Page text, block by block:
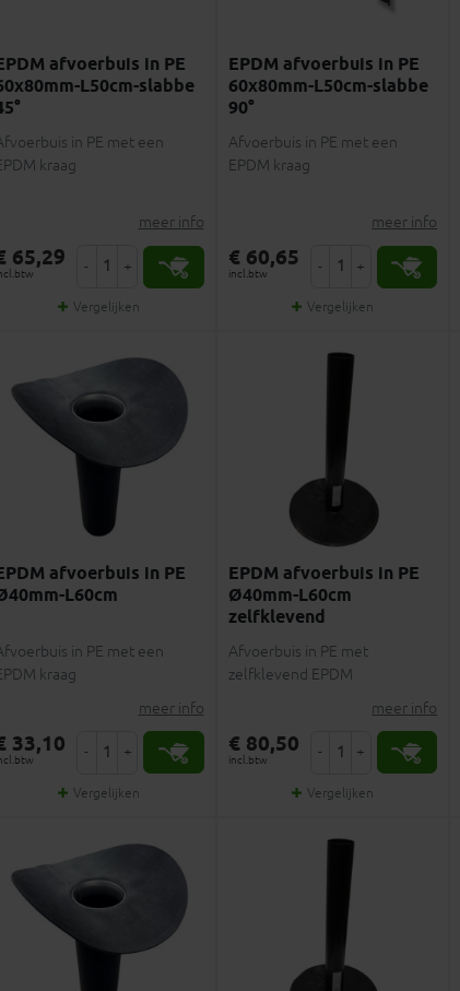
afvoerbuis in PE
L50cm-slabbe
in PE met een
kraag
meer info
65,29 - +
Vergelijken
EPDM afvoerbuis in PE
60x80mm-L50cm-slabbe
90°
Afvoerbuis in PE met een
EPDM kraag
meer info
€ 60,65
incl.btw - +
Vergelijken
afvoerbuis in PE
L60cm
in PE met een
kraag
meer info
33,10 - +
Vergelijken
EPDM afvoerbuis in PE
Ø40mm-L60cm
zelfklevend
Afvoerbuis in PE met
zelfklevend EPDM
meer info
€ 80,50
incl.btw - +
Vergelijken